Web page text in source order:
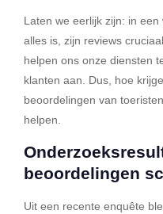
Laten we eerlijk zijn: in
alles is, zijn reviews
helpen ons onze diensten
klanten aan. Dus, hoe
beoordelingen van
helpen.
beoordelingen
Uit een recente enquête